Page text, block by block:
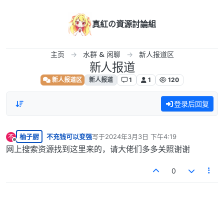
真紅の資源討論組
主页 水群 & 闲聊 新人报道区
新人报道
新人报道区 新人报道 1 1 120
登录后回复
不
离线
柚子厨 不充钱可以变强写于2024年3月3日 下午4:19
最后由 编辑
网上搜索资源找到这里来的，请大佬们多多关照谢谢
0